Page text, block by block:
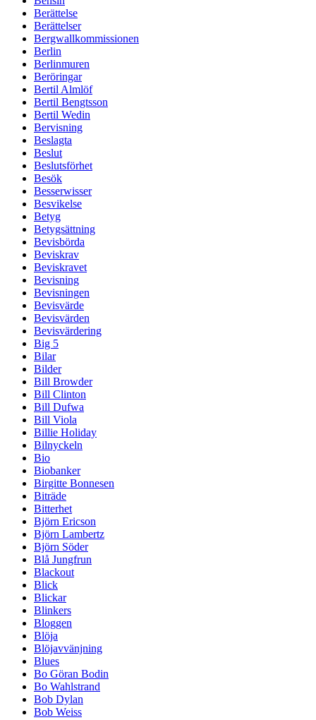
Berättelse
Berättelser
Bergwallkommissionen
Berlin
Berlinmuren
Beröringar
Bertil Almlöf
Bertil Bengtsson
Bertil Wedin
Bervisning
Beslagta
Beslut
Beslutsförhet
Besök
Besserwisser
Besvikelse
Betyg
Betygsättning
Bevisbörda
Beviskrav
Beviskravet
Bevisning
Bevisningen
Bevisvärde
Bevisvärden
Bevisvärdering
Big 5
Bilar
Bilder
Bill Browder
Bill Clinton
Bill Dufwa
Bill Viola
Billie Holiday
Bilnyckeln
Bio
Biobanker
Birgitte Bonnesen
Biträde
Bitterhet
Björn Ericson
Björn Lambertz
Björn Söder
Blå Jungfrun
Blackout
Blick
Blickar
Blinkers
Bloggen
Blöja
Blöjavvänjning
Blues
Bo Göran Bodin
Bo Wahlstrand
Bob Dylan
Bob Weiss